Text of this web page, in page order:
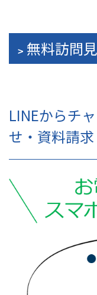
無料訪問
LINEからチ
せ・資料請求